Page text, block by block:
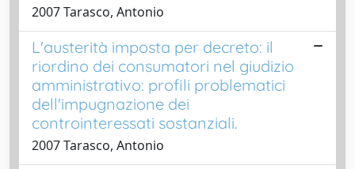
2007 Tarasco, Antonio
L'austerità imposta per decreto: il
riordino dei consumatori nel giudizio
amministrativo: profili problematici
dell'impugnazione dei
controinteressati sostanziali.
2007 Tarasco, Antonio